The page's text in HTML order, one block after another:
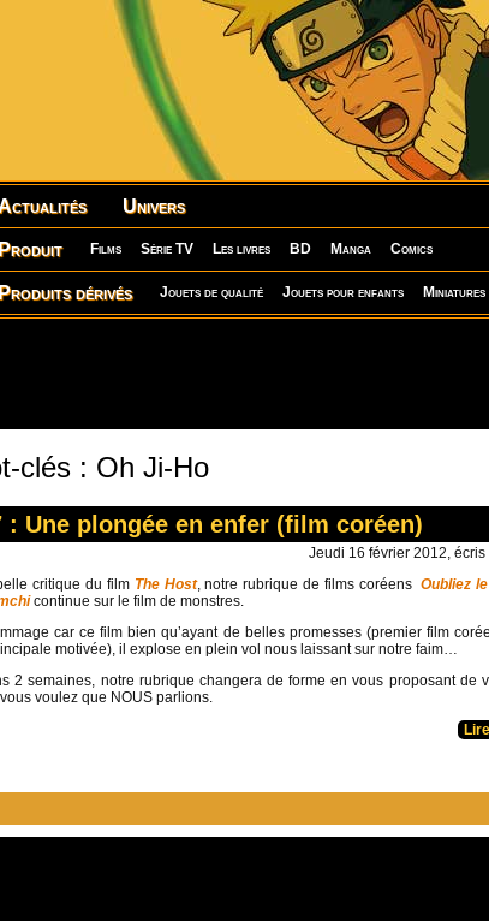
Univers
Produit Films Série TV Les livres BD Manga Comics
Produits dérivés Jouets de qualité Jouets pour enfants Miniatures
clés : Oh Ji-Ho
Une plongée en enfer (film coréen)
Jeudi 16 février 2012, écris
critique du film The Host, notre rubrique de films coréensOubliez
continue sur le film de monstres.
car ce film bien qu’ayant de belles promesses (premier film
motivée), il explose en plein vol nous laissant sur notre faim…
2 semaines, notre rubrique changera de forme en vous proposant de
voulez que NOUS parlions.